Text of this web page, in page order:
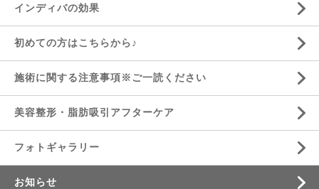
インディバの効果
初めての方はこちらから♪
施術に関する注意事項※ご一読ください
美容整形・脂肪吸引アフターケア
フォトギャラリー
お知らせ